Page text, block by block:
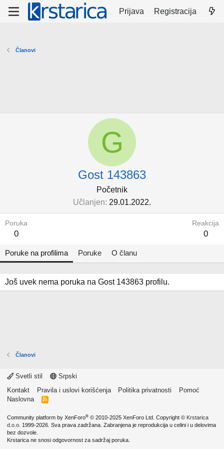
Prijava Registracija
Članovi
G
Gost 143863
Početnik
Učlanjen 29.01.2022.
Poruka
0
Reakcija
0
Poruke na profilima Poruke O članu
Još uvek nema poruka na Gost 143863 profilu.
Članovi
Svetli stil
Srpski
Kontakt
Pravila i uslovi korišćenja Politika privatnosti
Pomoć
Naslovna
R
Community platform by XenForo® © 2010-2025 XenForo Ltd. Copyright © Krstarica
d.o.o. 1999-2026. Sva prava zadržana. Zabranjena je reprodukcija u celini i u delovima
bez dozvole.
Krstarica ne snosi odgovornost za sadržaj poruka.